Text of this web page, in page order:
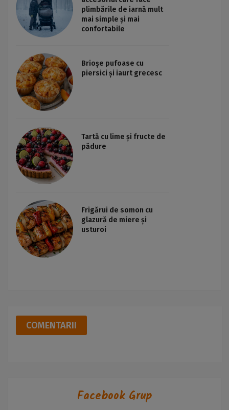
plimbările de iarnă mult
mai simple și mai
confortabile
Brioșe pufoase cu
piersici și iaurt grecesc
Tartă cu lime și fructe de
pădure
Frigărui de somon cu
glazură de miere și
usturoi
COMENTARII
Facebook Grup